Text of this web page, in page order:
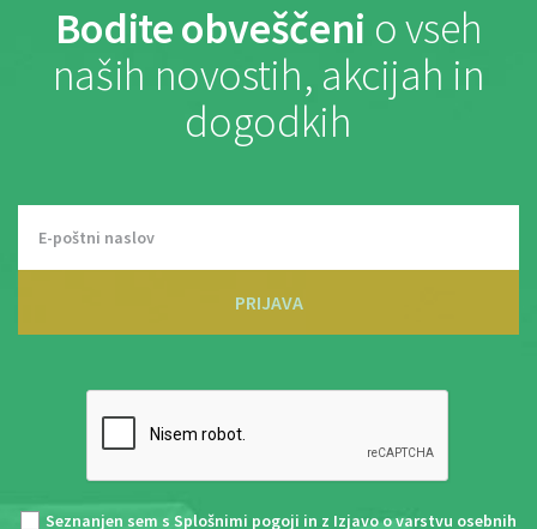
Bodite obveščeni o vseh
naših novostih, akcijah in
dogodkih
PRIJAVA
Seznanjen sem s Splošnimi pogoji in z Izjavo o varstvu osebnih